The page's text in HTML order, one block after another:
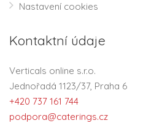
Nastavení cookies
Kontaktní údaje
Verticals online s.r.o.
Jednořadá 1123/37, Praha 6
+420 737 161 744
podpora@caterings.cz